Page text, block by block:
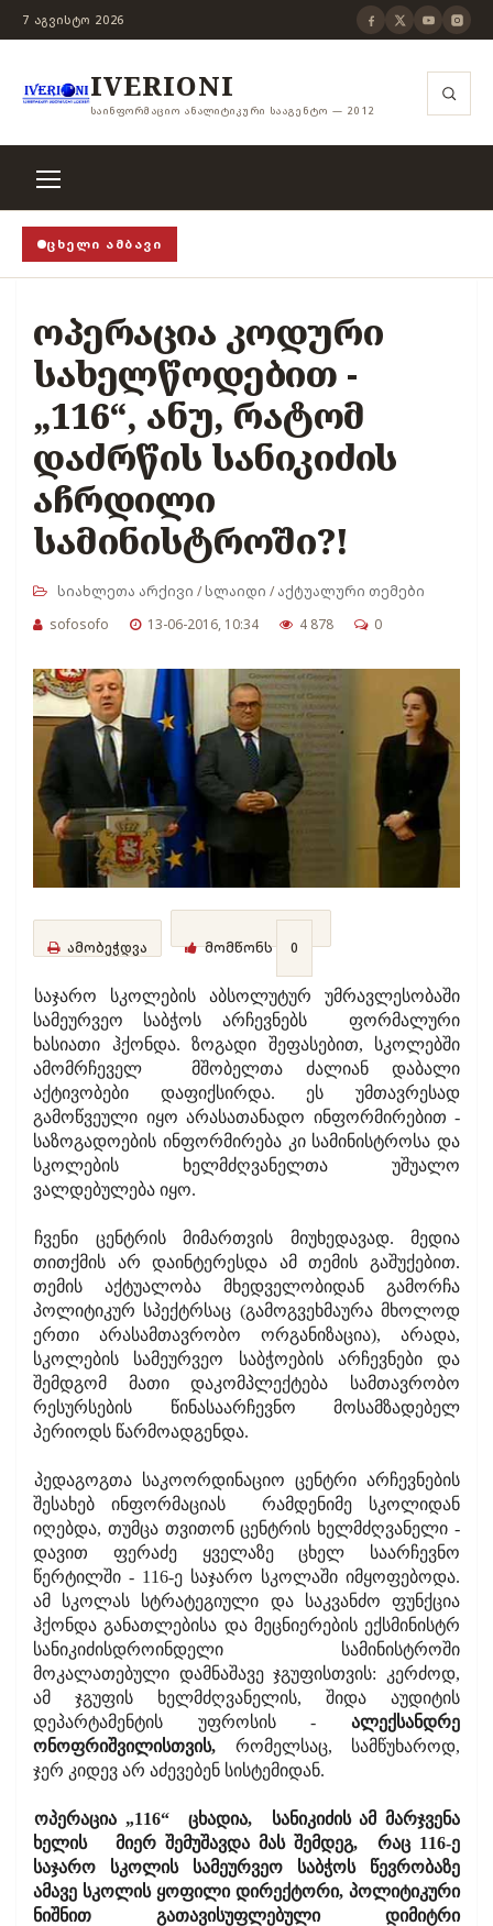
7 ᲐᲒᲕᲘᲡᲢᲝ 2026
IVERIONI
ᲡᲐᲘᲜᲤᲝᲠᲛᲐᲪᲘᲝ ᲐᲜᲐᲚᲘᲢᲘᲙᲣᲠᲘ ᲡᲐᲐᲒᲔᲜᲢᲝ — 2012
ᲪᲮᲔᲚᲘ ᲐᲛᲑᲐᲕᲘ
ჭანჭიკი მოშლილია, ცენზურა უნდა
ოპერაცია კოდური
სახელწოდებით -
„116“, ანუ, რატომ
დაძრწის სანიკიძის
აჩრდილი
სამინისტროში?!
სიახლეთა არქივი /სლაიდი /აქტუალური თემები
sofosofo
13-06-2016, 10:34 4 878 0
ამობეჭდვა მომწონს 0
საჯარო სკოლების აბსოლუტურ უმრავლესობაში
სამეურვეო საბჭოს არჩევნებს
ფორმალური
ხასიათი ჰქონდა. ზოგადი შეფასებით, სკოლებში
ამომრჩეველ
მშობელთა ძალიან დაბალი
აქტივობები დაფიქსირდა. ეს უმთავრესად
გამოწვეული იყო არასათანადო ინფორმირებით -
საზოგადოების ინფორმირება კი სამინისტროსა და
სკოლების ხელმძღვანელთა უშუალო
ვალდებულება იყო.
ჩვენი ცენტრის მიმართვის მიუხედავად. მედია
თითქმის არ დაინტერესდა ამ თემის გაშუქებით.
თემის აქტუალობა მხედველობიდან გამორჩა
პოლიტიკურ სპექტრსაც (გამოგვეხმაურა მხოლოდ
ერთი არასამთავრობო ორგანიზაცია), არადა,
სკოლების სამეურვეო საბჭოების არჩევნები და
შემდგომ მათი დაკომპლექტება სამთავრობო
რესურსების წინასაარჩევნო მოსამზადებელ
პერიოდს წარმოადგენდა.
პედაგოგთა საკოორდინაციო ცენტრი არჩევნების
შესახებ ინფორმაციას
რამდენიმე სკოლიდან
იღებდა, თუმცა თვითონ ცენტრის ხელმძღვანელი -
დავით ფერაძე ყველაზე ცხელ საარჩევნო
წერტილში - 116-ე საჯარო სკოლაში იმყოფებოდა.
ამ სკოლას სტრატეგიული და საკვანძო ფუნქცია
ჰქონდა განათლებისა და მეცნიერების ექსმინისტრ
სანიკიძისდროინდელი სამინისტროში
მოკალათებული დამნაშავე ჯგუფისთვის: კერძოდ,
ამ ჯგუფის ხელმძღვანელის, შიდა აუდიტის
დეპარტამენტის უფროსის - ალექსანდრე
ონოფრიშვილისთვის, რომელსაც, სამწუხაროდ,
ჯერ კიდევ არ აძევებენ სისტემიდან.
ოპერაცია „116“ ცხადია,
სანიკიძის ამ მარჯვენა
ხელის
მიერ შემუშავდა მას შემდეგ,
რაც 116-ე
საჯარო სკოლის სამეურვეო საბჭოს წევრობაზე
ამავე სკოლის ყოფილი დირექტორი, პოლიტიკური
ნიშნით გათავისუფლებული დიმიტრი